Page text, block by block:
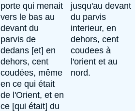
porte qui menait
vers le bas au
devant du
parvis de
dedans [et] en
dehors, cent
coudées, même
en ce qui était
de l'Orient, et en
ce [qui était] du
jusqu'au devant
du parvis
interieur, en
dehors, cent
coudees à
l'orient et au
nord.